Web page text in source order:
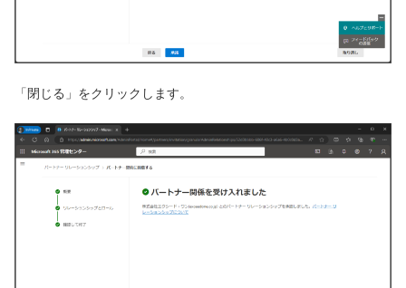
「閉じる」をクリックします。